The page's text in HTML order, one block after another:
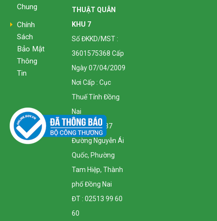
Chung
Chính
Sách
Bảo Mật
Thông
Tin
THUẬT QUÂN
KHU 7
Số ĐKKD/MST :
3601575368 Cấp
Ngày 07/04/2009
Nơi Cấp : Cục
Thuế Tỉnh Đồng
Nai
Địa Chỉ : 1137
Đường Nguyễn Ái
Quốc, Phường
Tam Hiệp, Thành
phố Đồng Nai
ĐT : 02513 99 60
60